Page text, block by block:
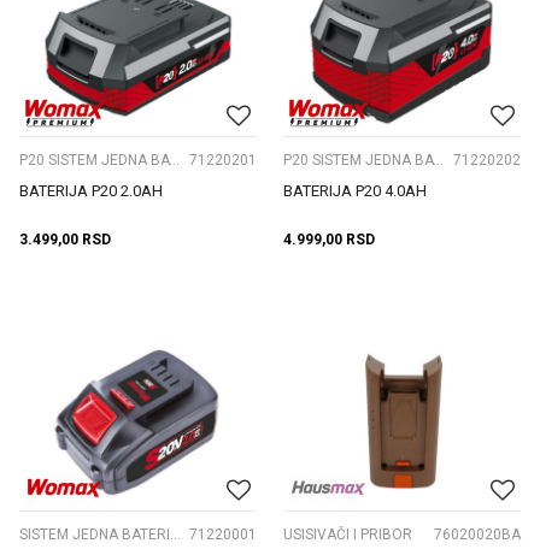
P20 SISTEM JEDNA BATERIJA 71220201
BATERIJA P20 2.0AH
3.499,00 RSD
P20 SISTEM JEDNA BATERIJA 71220202
BATERIJA P20 4.0AH
4.999,00 RSD
SISTEM JEDNA BATERIJA S20V 71220001 USISIVAČI I PRIBOR 76020020BA